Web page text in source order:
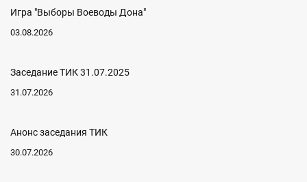
Игра "Выборы Воеводы Дона"
03.08.2026
Заседание ТИК 31.07.2025
31.07.2026
Анонс заседания ТИК
30.07.2026